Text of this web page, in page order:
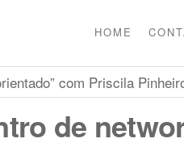
HOME
com Priscila
de